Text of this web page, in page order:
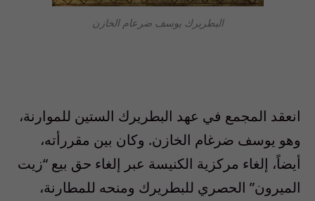
البطريرك يوسف ضرعام الخازن
انعقد المجمع في عهد البطريرك الستين للموارنة،
وهو يوسف ضرغام الخازن. وكان بين مقررأته،
أيضاً، إلغاء مركزية الكنيسة عبر إلغاء حق بيع “زيت
الميرون” الحصري للبطريرك ومنحه للمطارنة،